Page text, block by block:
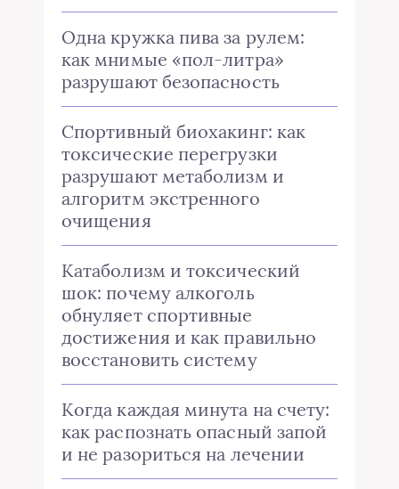
Одна кружка пива за рулем:
как мнимые «пол-литра»
разрушают безопасность
Спортивный биохакинг: как
токсические перегрузки
разрушают метаболизм и
алгоритм экстренного
очищения
Катаболизм и токсический
шок: почему алкоголь
обнуляет спортивные
достижения и как правильно
восстановить систему
Когда каждая минута на счету:
как распознать опасный запой
и не разориться на лечении